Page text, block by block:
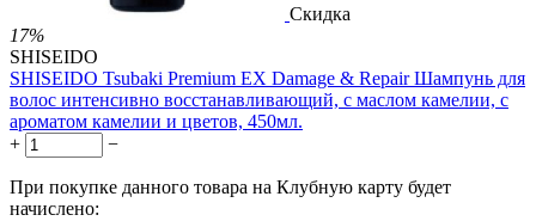
Скидка
17%
SHISEIDO
SHISEIDO Tsubaki Premium EX Damage & Repair Шампунь для
волос интенсивно восстанавливающий, с маслом камелии, с
ароматом камелии и цветов, 450мл.
+
−
При покупке данного товара на Клубную карту будет
начислено: